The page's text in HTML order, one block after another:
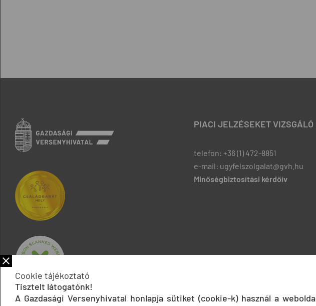
PIACI JELZÉSEKET VIZSGÁLÓ
telefon: +36 (1) 472-8851
e-mail: ugyfelszolgalat@gvh.hu
Minőségbiztosítási kérdőív
Cookie tájékoztató
Tisztelt látogatónk!
A Gazdasági Versenyhivatal honlapja sütiket (cookie-k) használ a